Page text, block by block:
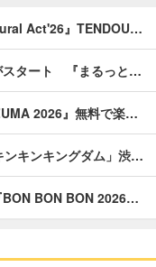
Act'26』TENDOU…
スタート 『まるっと…
2026』無料で楽…
ンキンキングダム」渋…
BON BON BON 2026…